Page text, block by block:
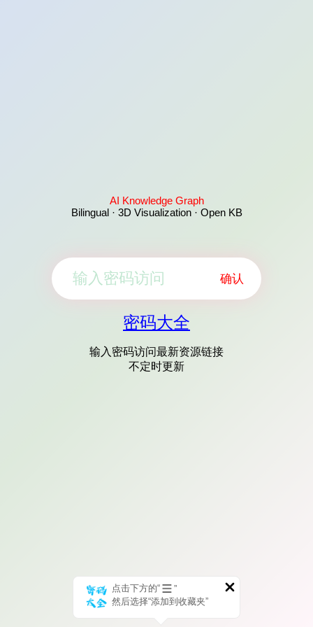
AI Knowledge Graph
Bilingual · 3D Visualization · Open KB
确认
密码大全
输入密码访问最新资源链接
不定时更新
点击下方的“
”
然后选择“添加到收藏夹”